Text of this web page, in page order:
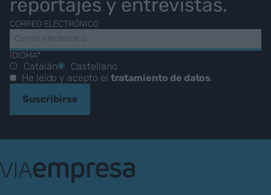
reportajes y entrevistas.
CORREO ELECTRÓNICO
IDIOMA*
Catalán
Castellano
He leído y acepto el tratamiento de datos.
Suscribirse